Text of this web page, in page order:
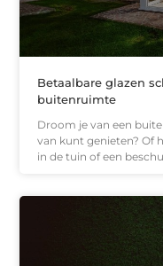
Betaalbare glazen
buitenruimte
Droom je van een
van kunt genieten? Of
in de tuin of een